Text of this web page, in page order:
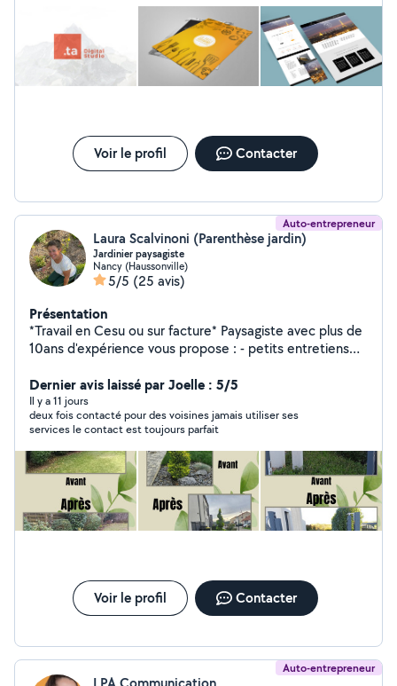
des compétences transversales : - design UI et
ergonomie - identité visuelle et supports print -
développement web - ingénierie pédagogique et de
formation Je propose aussi du soutien scolaire (devoirs,
examens, remise à niveau). Curieux(se) d'en savoir plus
Voir le profil Contacter
Auto-entrepreneur
Laura Scalvinoni (Parenthèse jardin)
Jardinier paysagiste
Nancy (Haussonville)
5/5 (25 avis)
Présentation
*Travail en Cesu ou sur facture* Paysagiste avec plus de
10ans d'expérience vous propose : - petits entretiens
scarification, taille arbuste, taille topiaire, binage de
massifs, entretien de potager, entretien de vivaces,...) -
aménagements type massifs, paillage, plantation
d'arbres, haies.. - conseils en aménagement et
accompagnement à la plantation - conception
d'espaces paysagers (massifs ou jardin entier) Très
bonne connaissance des végétaux. À votre service,
avec plaisir!!
Dernier avis laissé par Joelle : 5/5
Il y a 11 jours
deux fois contacté pour des voisines jamais utiliser ses
services le contact est toujours parfait
Voir le profil Contacter
Auto-entrepreneur